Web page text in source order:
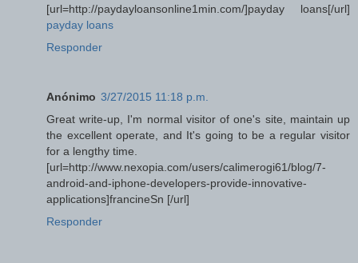
[url=http://paydayloansonline1min.com/]payday loans[/url]
payday loans
Responder
Anónimo 3/27/2015 11:18 p.m.
Great write-up, I'm normal visitor of one's site, maintain up
the excellent operate, and It's going to be a regular visitor
for a lengthy time.
[url=http://www.nexopia.com/users/calimerogi61/blog/7-
android-and-iphone-developers-provide-innovative-
applications]francineSn [/url]
Responder